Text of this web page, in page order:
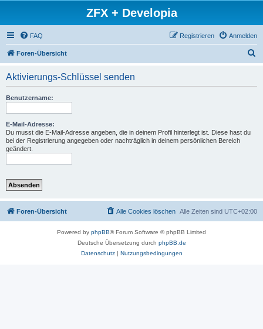
ZFX + Developia
FAQ Anmelden
Registrieren
Foren-Übersicht
Aktivierungs-Schlüssel senden
Benutzername:
E-Mail-Adresse:
Du musst die E-Mail-Adresse angeben, die in deinem Profil hinterlegt ist. Diese hast du
bei der Registrierung angegeben oder nachträglich in deinem persönlichen Bereich
geändert.
Foren-Übersicht Alle Zeiten sind UTC+02:00
Alle Cookies löschen
Powered by phpBB® Forum Software © phpBB Limited
Deutsche Übersetzung durch phpBB.de
Datenschutz| Nutzungsbedingungen